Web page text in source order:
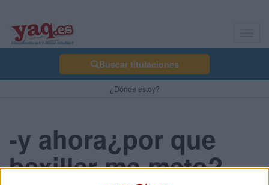
Buscar titulaciones
¿Dónde estoy?
-y ahora¿por que
baxiller me meto?-